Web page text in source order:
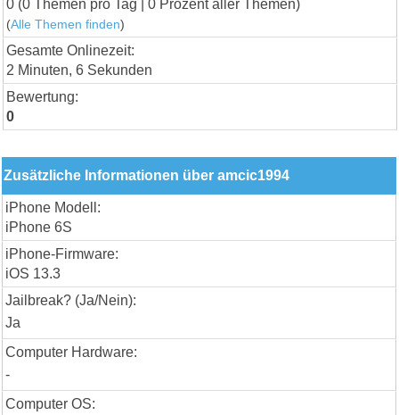
0 (0 Themen pro Tag | 0 Prozent aller Themen)
(Alle Themen finden)
Gesamte Onlinezeit:
2 Minuten, 6 Sekunden
Bewertung:
0
Zusätzliche Informationen über amcic1994
iPhone Modell:
iPhone 6S
iPhone-Firmware:
iOS 13.3
Jailbreak? (Ja/Nein):
Ja
Computer Hardware:
-
Computer OS: